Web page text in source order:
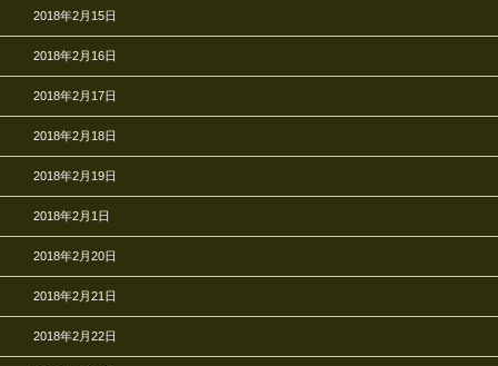
2018年2月15日
2018年2月16日
2018年2月17日
2018年2月18日
2018年2月19日
2018年2月1日
2018年2月20日
2018年2月21日
2018年2月22日